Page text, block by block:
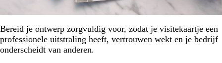
Bereid je ontwerp zorgvuldig voor, zodat je visitekaartje een
professionele uitstraling heeft, vertrouwen wekt en je bedrijf
onderscheidt van anderen.